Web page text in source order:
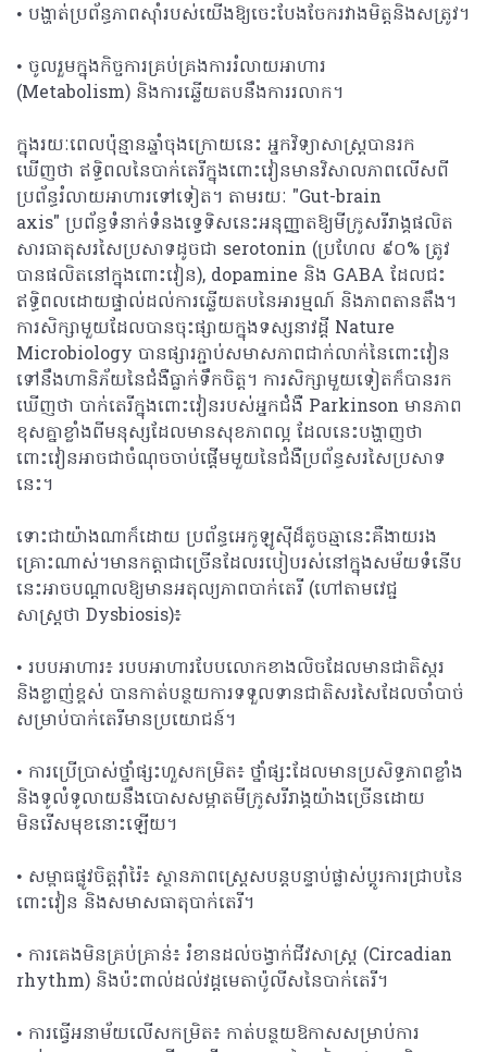
• បង្ហាត់ប្រព័ន្ធភាពស៊ាំរបស់យើងឱ្យចេះបែងចែករវាងមិត្តនិងសត្រូវ។
• ចូលរួមក្នុងកិច្ចការគ្រប់គ្រងការរំលាយអាហារ
(Metabolism) និងការឆ្លើយតបនឹងការរលាក។
ក្នុងរយៈពេលប៉ុន្មានឆ្នាំចុងក្រោយនេះ អ្នកវិទ្យាសាស្ត្របានរក
ឃើញថា ឥទ្ធិពលនៃបាក់តេរីក្នុងពោះវៀនមានវិសាលភាពលើសពី
ប្រព័ន្ធរំលាយអាហារទៅទៀត។ តាមរយៈ "Gut-brain
axis" ប្រព័ន្ធទំនាក់ទំនងទ្វេទិសនេះអនុញ្ញាតឱ្យមីក្រូសរីរាង្គផលិត
សារធាតុសរសៃប្រសាទដូចជា serotonin (ប្រហែល ៩០% ត្រូវ
បានផលិតនៅក្នុងពោះវៀន), dopamine និង GABA ដែលជះ
ឥទ្ធិពលដោយផ្ទាល់ដល់ការឆ្លើយតបនៃអារម្មណ៍ និងភាពតានតឹង។
ការសិក្សាមួយដែលបានចុះផ្សាយក្នុងទស្សនាវដ្តី Nature
Microbiology បានផ្សារភ្ជាប់សមាសភាពជាក់លាក់នៃពោះវៀន
ទៅនឹងហានិភ័យនៃជំងឺធ្លាក់ទឹកចិត្ត។ ការសិក្សាមួយទៀតក៏បានរក
ឃើញថា បាក់តេរីក្នុងពោះវៀនរបស់អ្នកជំងឺ Parkinson មានភាព
ខុសគ្នាខ្លាំងពីមនុស្សដែលមានសុខភាពល្អ ដែលនេះបង្ហាញថា
ពោះវៀនអាចជាចំណុចចាប់ផ្តើមមួយនៃជំងឺប្រព័ន្ធសរសៃប្រសាទ
នេះ។
ទោះជាយ៉ាងណាក៏ដោយ ប្រព័ន្ធអេកូឡូស៊ីដ៏តូចឆ្មានេះគឺងាយរង
គ្រោះណាស់។មានកត្តាជាច្រើនដែលរបៀបរស់នៅក្នុងសម័យទំនើប
នេះអាចបណ្តាលឱ្យមានអតុល្យភាពបាក់តេរី (ហៅតាមវេជ្ជ
សាស្ត្រថា Dysbiosis)៖
• របបអាហារ៖ របបអាហារបែបលោកខាងលិចដែលមានជាតិស្ករ
និងខ្លាញ់ខ្ពស់ បានកាត់បន្ថយការទទួលទានជាតិសរសៃដែលចាំបាច់
សម្រាប់បាក់តេរីមានប្រយោជន៍។
• ការប្រើប្រាស់ថ្នាំផ្សះហួសកម្រិត៖ ថ្នាំផ្សះដែលមានប្រសិទ្ធភាពខ្លាំង
និងទូលំទូលាយនឹងបោសសម្អាតមីក្រូសរីរាង្គយ៉ាងច្រើនដោយ
មិនរើសមុខនោះឡើយ។
• សម្ពាធផ្លូវចិត្តរ៉ាំរ៉ៃ៖ ស្ថានភាពស្ត្រេសបន្តបន្ទាប់ផ្លាស់ប្តូរការជ្រាបនៃ
ពោះវៀន និងសមាសធាតុបាក់តេរី។
• ការគេងមិនគ្រប់គ្រាន់៖ រំខានដល់ចង្វាក់ជីវសាស្រ្ត (Circadian
rhythm) និងប៉ះពាល់ដល់វដ្តមេតាប៉ូលីសនៃបាក់តេរី។
• ការធ្វើអនាម័យលើសកម្រិត៖ កាត់បន្ថយឱកាសសម្រាប់ការ